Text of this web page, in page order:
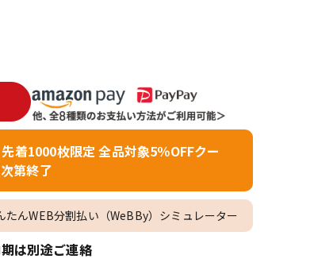
着1000枚限定 全品対象5％OFFクー
第終了
んWEB分割払い（WeBBy）シミュレーター
は別途ご連絡